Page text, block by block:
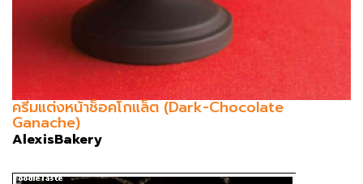
ครีมแต่งหน้าช็อคโกแล็ต (Dark-Chocolate
Ganache)
AlexisBakery